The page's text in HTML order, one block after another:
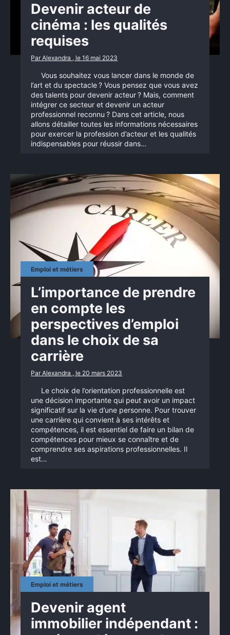
Devenir acteur de
cinéma : les qualités
requises
Par Alexandra , le 16 mai 2023
Vous souhaitez vous lancer dans le monde de
l’art et du spectacle ? Vous pensez que vous avez
des talents pour devenir acteur ? Mais, comment
intégrer ce secteur et devenir un acteur
professionnel reconnu ? Dans cet article, nous
allons détailler toutes les informations nécessaires
pour exercer la profession d’acteur et les qualités
indispensables pour réussir dans…
Emploi et métiers
L’importance de prendre
en compte les
perspectives d’emploi
dans le choix de sa
carrière
Par Alexandra , le 20 mars 2023
Le choix de l’orientation professionnelle est
une décision importante qui peut avoir un impact
significatif sur la vie d’une personne. Pour trouver
une carrière qui convient à ses intérêts et
compétences, il est essentiel de faire un bilan de
compétences pour mieux se connaître et de
comprendre ses aspirations professionnelles. Il
est…
Emploi et métiers
Devenir agent
immobilier indépendant :